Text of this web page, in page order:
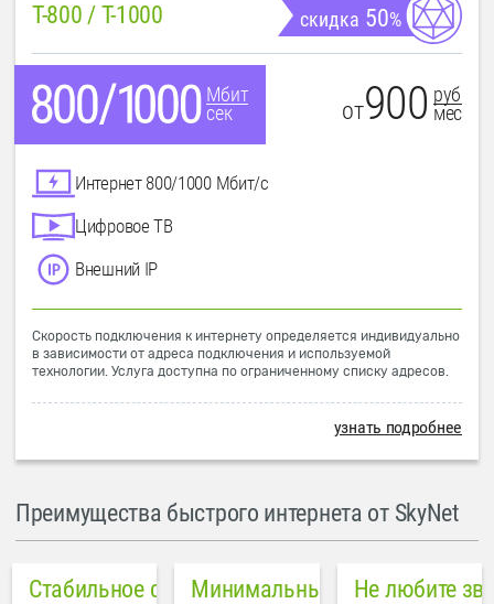
T-800 / T-1000 скидка 50%
Мбит
сек
от900 руб
мес
Интернет 800/1000 Мбит/с
Цифровое ТВ
Внешний IP
Скорость подключения к интернету определяется индивидуально
в зависимости от адреса подключения и используемой
технологии. Услуга доступна по ограниченному списку адресов.
узнать подробнее
Преимущества быстрого интернета от SkyNet
Стабильное соединениеМинимальный пинг в городе
Не любите